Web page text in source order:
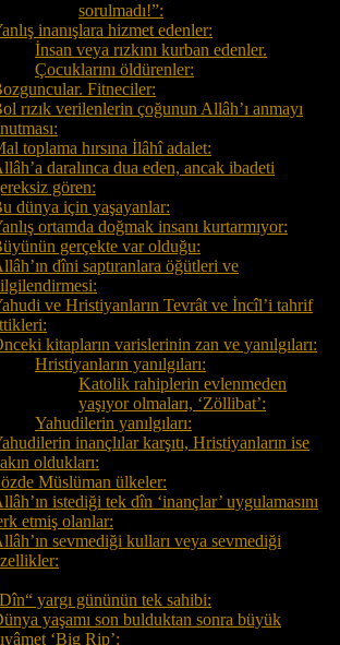
sorulmadı!”:
inanışlara hizmet edenler:
İnsan veya rızkını kurban edenler.
Çocuklarını öldürenler:
Fitneciler:
rızık verilenlerin çoğunun Allâh’ı anmayı
toplama hırsına İlâhî adalet:
daralınca dua eden, ancak ibadeti
gören:
dünya için yaşayanlar:
ortamda doğmak insanı kurtarmıyor:
gerçekte var olduğu:
dîni saptıranlara öğütleri ve
ve Hristiyanların Tevrât ve İncîl’i tahrif
kitapların varislerinin zan ve yanılgıları:
Hristiyanların yanılgıları:
Katolik rahiplerin evlenmeden
yaşıyor olmaları, ‘Zöllibat’:
Yahudilerin yanılgıları:
inançlılar karşıtı, Hristiyanların ise
oldukları:
Müslüman ülkeler:
istediği tek dîn ‘inançlar’ uygulamasını
etmiş olanlar:
sevmediği kulları veya sevmediği
yargı gününün tek sahibi:
yaşamı son bulduktan sonra büyük
‘Big Rip’: